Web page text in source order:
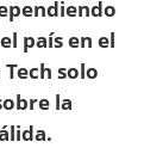
país en el
solo
la